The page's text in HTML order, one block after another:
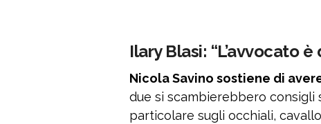
Ilary Blasi: “L’avvocato
Nicola Savino sostiene di
due si scambierebbero consigli
particolare sugli occhiali, cavallo